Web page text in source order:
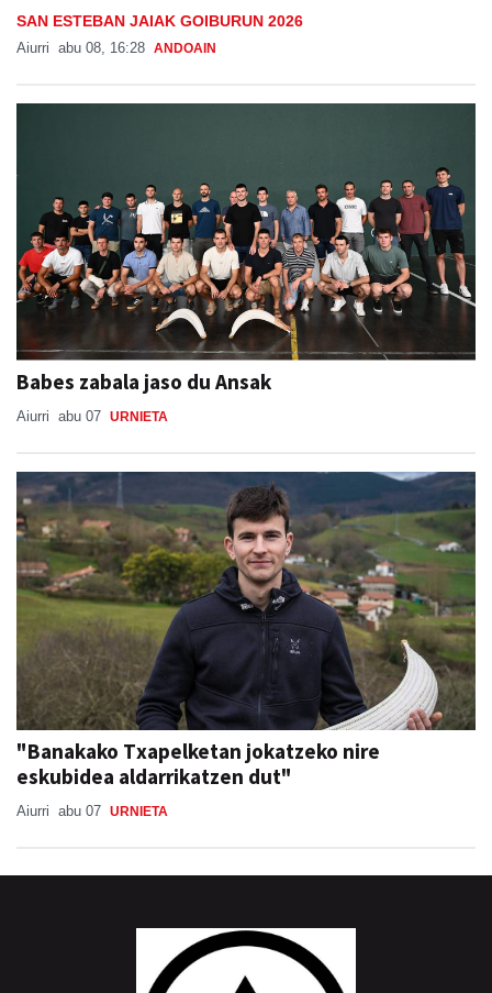
SAN ESTEBAN JAIAK GOIBURUN 2026
Aiurri abu 08, 16:28 ANDOAIN
Babes zabala jaso du Ansak
Aiurri abu 07 URNIETA
"Banakako Txapelketan jokatzeko nire
eskubidea aldarrikatzen dut"
Aiurri abu 07 URNIETA